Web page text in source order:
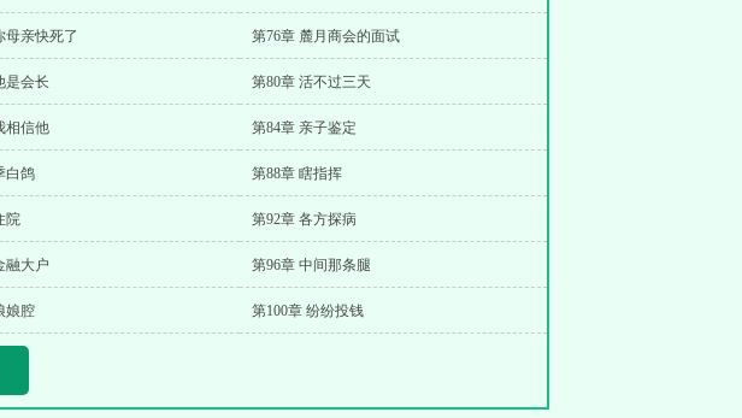
母亲快死了 第76章 麓月商会的面试
是会长 第80章 活不过三天
相信他 第84章 亲子鉴定
白鸽 第88章 瞎指挥
院 第92章 各方探病
融大户 第96章 中间那条腿
娘腔 第100章 纷纷投钱